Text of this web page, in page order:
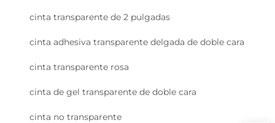
cinta transparente de 2 pulgadas
cinta adhesiva transparente delgada de doble cara
cinta transparente rosa
cinta de gel transparente de doble cara
cinta no transparente